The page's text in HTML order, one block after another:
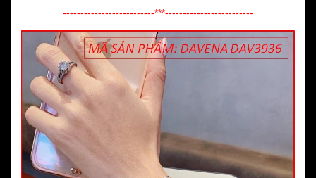
--------------------------***-------------------------